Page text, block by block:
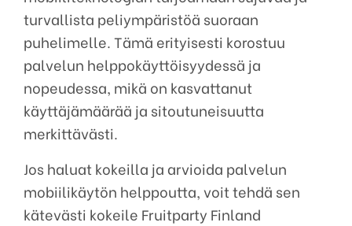
turvallista peliympäristöä suoraan
puhelimelle. Tämä erityisesti korostuu
palvelun helppokäyttöisyydessä ja
nopeudessa, mikä on kasvattanut
käyttäjämäärää ja sitoutuneisuutta
merkittävästi.
Jos haluat kokeilla ja arvioida palvelun
mobiilikäytön helppoutta, voit tehdä sen
kätevästi kokeile Fruitparty Finland